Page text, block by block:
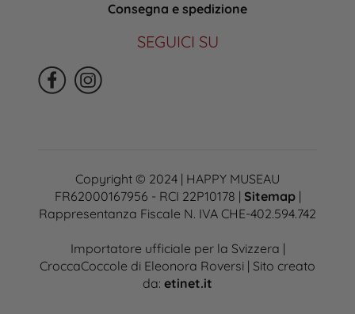
Consegna e spedizione
SEGUICI SU
Copyright © 2024 | HAPPY MUSEAU
FR62000167956 - RCI 22P10178 | Sitemap|
Rappresentanza Fiscale N. IVA CHE-402.594.742
Importatore ufficiale per la Svizzera |
CroccaCoccole di Eleonora Roversi | Sito creato
da: etinet.it